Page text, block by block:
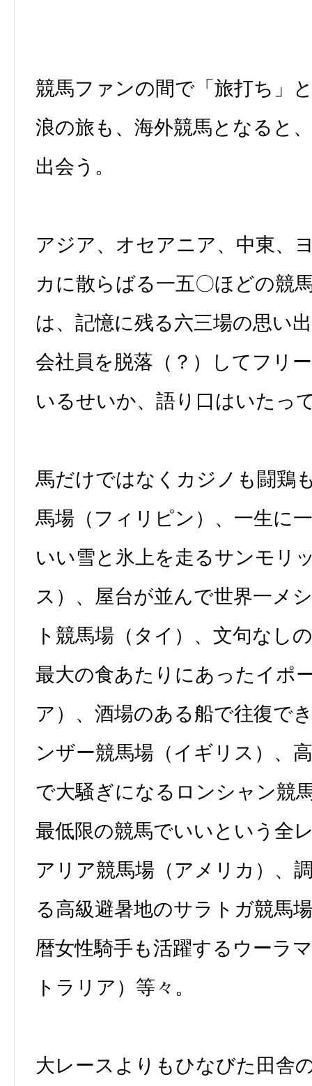
競馬ファンの間で「旅打ち」
浪の旅も、海外競馬となると
出会う。
アジア、オセアニア、中東、
カに散らばる一五〇ほどの競
は、記憶に残る六三場の思い
会社員を脱落（？）してフリ
いるせいか、語り口はいたっ
馬だけではなくカジノも闘鶏
馬場（フィリピン）、一生に
いい雪と氷上を走るサンモリ
ス）、屋台が並んで世界一メ
ト競馬場（タイ）、文句なし
最大の食あたりにあったイポ
ア）、酒場のある船で往復で
ンザー競馬場（イギリス）、
で大騒ぎになるロンシャン競
最低限の競馬でいいという全
アリア競馬場（アメリカ）、
る高級避暑地のサラトガ競馬
暦女性騎手も活躍するウーラ
トラリア）等々。
大レースよりもひなびた田舎